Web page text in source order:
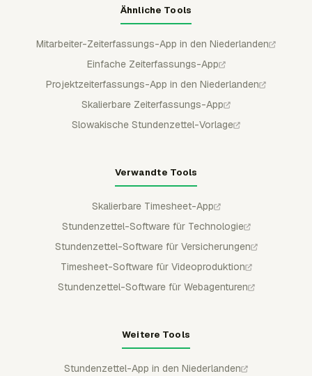
Ähnliche Tools
Mitarbeiter-Zeiterfassungs-App in den Niederlanden
Einfache Zeiterfassungs-App
Projektzeiterfassungs-App in den Niederlanden
Skalierbare Zeiterfassungs-App
Slowakische Stundenzettel-Vorlage
Verwandte Tools
Skalierbare Timesheet-App
Stundenzettel-Software für Technologie
Stundenzettel-Software für Versicherungen
Timesheet-Software für Videoproduktion
Stundenzettel-Software für Webagenturen
Weitere Tools
Stundenzettel-App in den Niederlanden